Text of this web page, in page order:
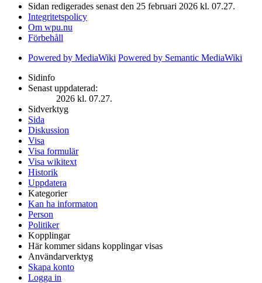
Sidan redigerades senast den 25 februari 2026 kl. 07.27.
Integritetspolicy
Om wpu.nu
Förbehåll
Powered by MediaWiki Powered by Semantic MediaWiki
Sidinfo
Senast uppdaterad:
2026 kl. 07.27.
Sidverktyg
Sida
Diskussion
Visa
Visa formulär
Visa wikitext
Historik
Uppdatera
Kategorier
Kan ha informaton
Person
Politiker
Kopplingar
Här kommer sidans kopplingar visas
Användarverktyg
Skapa konto
Logga in